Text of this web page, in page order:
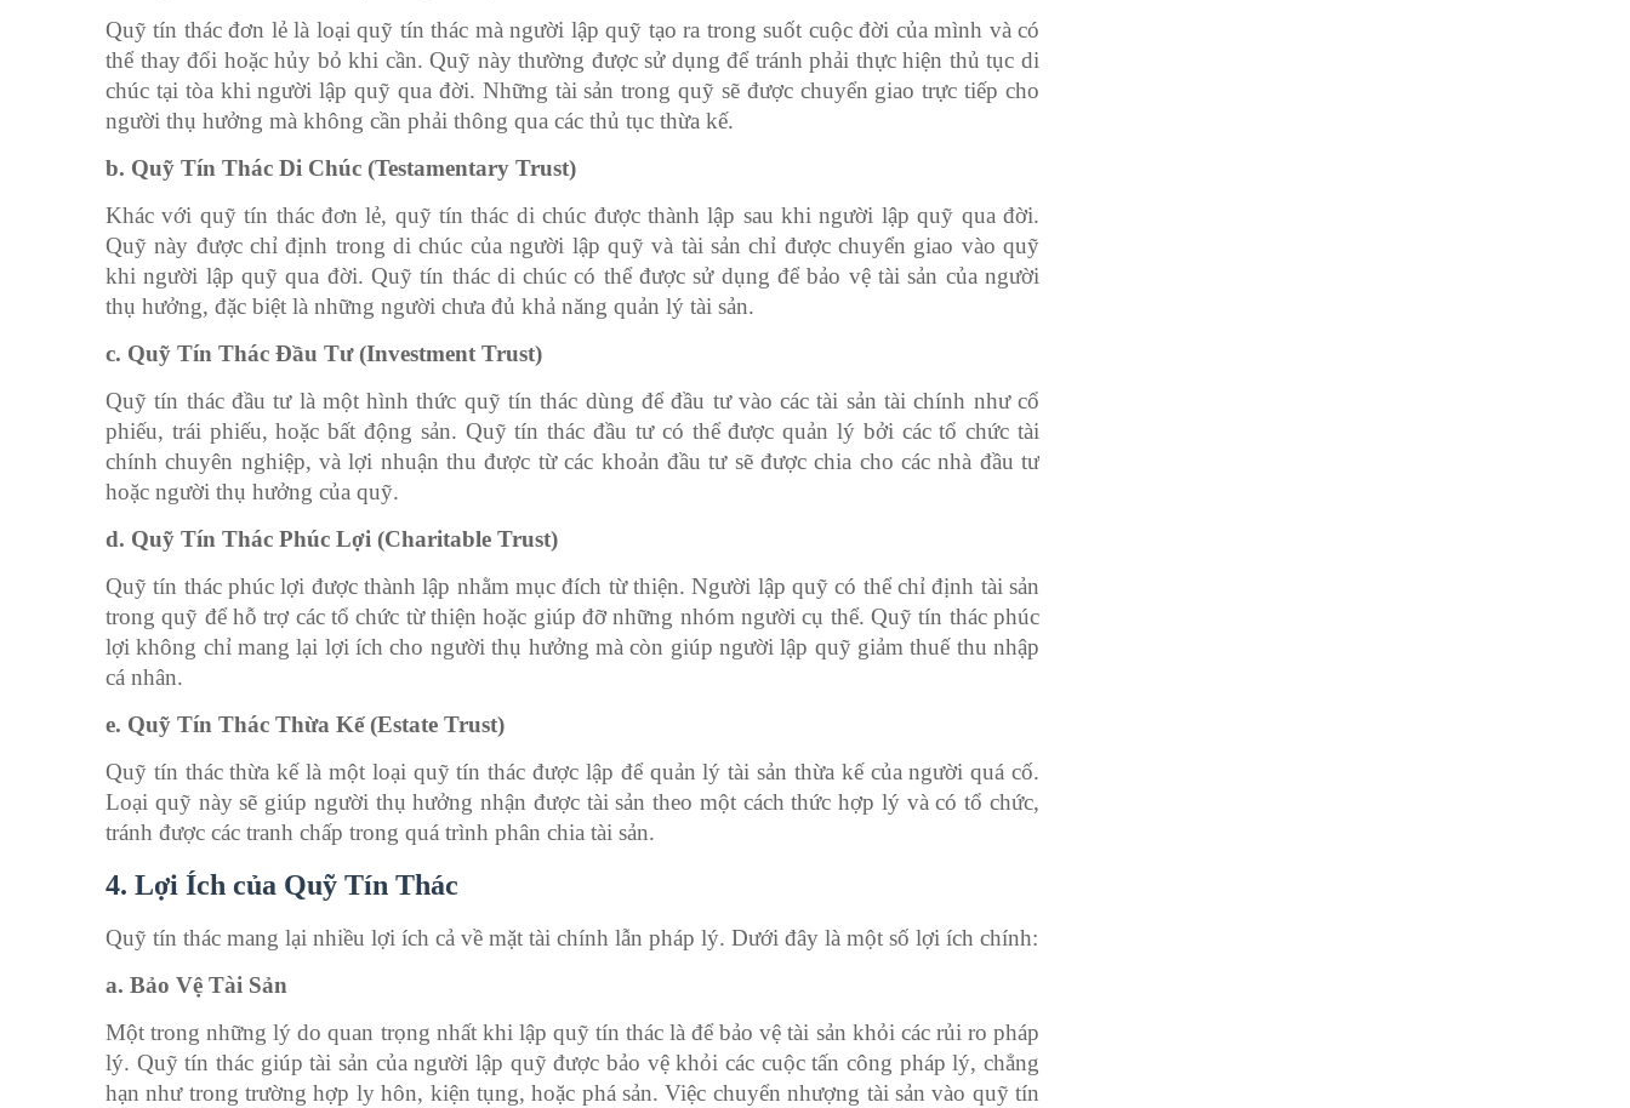
Quỹ tín thác đơn lẻ là loại quỹ tín thác mà người lập quỹ tạo ra trong suốt cuộc đời của mình và có
thể thay đổi hoặc hủy bỏ khi cần. Quỹ này thường được sử dụng để tránh phải thực hiện thủ tục di
chúc tại tòa khi người lập quỹ qua đời. Những tài sản trong quỹ sẽ được chuyển giao trực tiếp cho
người thụ hưởng mà không cần phải thông qua các thủ tục thừa kế.
b. Quỹ Tín Thác Di Chúc (Testamentary Trust)
Khác với quỹ tín thác đơn lẻ, quỹ tín thác di chúc được thành lập sau khi người lập quỹ qua đời.
Quỹ này được chỉ định trong di chúc của người lập quỹ và tài sản chỉ được chuyển giao vào quỹ
khi người lập quỹ qua đời. Quỹ tín thác di chúc có thể được sử dụng để bảo vệ tài sản của người
thụ hưởng, đặc biệt là những người chưa đủ khả năng quản lý tài sản.
c. Quỹ Tín Thác Đầu Tư (Investment Trust)
Quỹ tín thác đầu tư là một hình thức quỹ tín thác dùng để đầu tư vào các tài sản tài chính như cổ
phiếu, trái phiếu, hoặc bất động sản. Quỹ tín thác đầu tư có thể được quản lý bởi các tổ chức tài
chính chuyên nghiệp, và lợi nhuận thu được từ các khoản đầu tư sẽ được chia cho các nhà đầu tư
hoặc người thụ hưởng của quỹ.
d. Quỹ Tín Thác Phúc Lợi (Charitable Trust)
Quỹ tín thác phúc lợi được thành lập nhằm mục đích từ thiện. Người lập quỹ có thể chỉ định tài sản
trong quỹ để hỗ trợ các tổ chức từ thiện hoặc giúp đỡ những nhóm người cụ thể. Quỹ tín thác phúc
lợi không chỉ mang lại lợi ích cho người thụ hưởng mà còn giúp người lập quỹ giảm thuế thu nhập
cá nhân.
e. Quỹ Tín Thác Thừa Kế (Estate Trust)
Quỹ tín thác thừa kế là một loại quỹ tín thác được lập để quản lý tài sản thừa kế của người quá cố.
Loại quỹ này sẽ giúp người thụ hưởng nhận được tài sản theo một cách thức hợp lý và có tổ chức,
tránh được các tranh chấp trong quá trình phân chia tài sản.
4. Lợi Ích của Quỹ Tín Thác
Quỹ tín thác mang lại nhiều lợi ích cả về mặt tài chính lẫn pháp lý. Dưới đây là một số lợi ích chính:
a. Bảo Vệ Tài Sản
Một trong những lý do quan trọng nhất khi lập quỹ tín thác là để bảo vệ tài sản khỏi các rủi ro pháp
lý. Quỹ tín thác giúp tài sản của người lập quỹ được bảo vệ khỏi các cuộc tấn công pháp lý, chẳng
hạn như trong trường hợp ly hôn, kiện tụng, hoặc phá sản. Việc chuyển nhượng tài sản vào quỹ tín